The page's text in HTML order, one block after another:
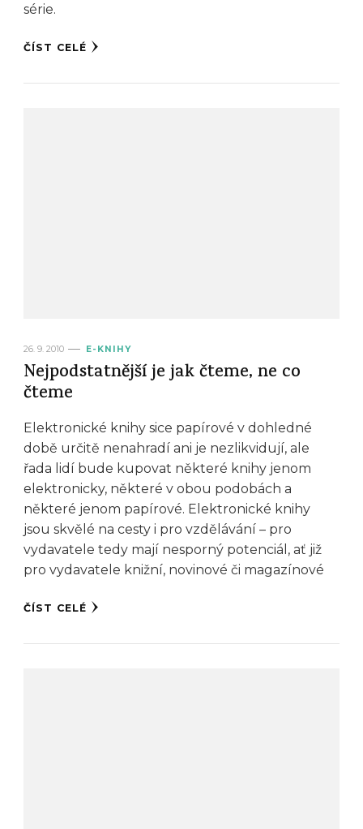
série.
ČÍST CELÉ
26. 9. 2010 E-KNIHY
Nejpodstatnější je jak čteme, ne co
čteme
Elektronické knihy sice papírové v dohledné
době určitě nenahradí ani je nezlikvidují, ale
řada lidí bude kupovat některé knihy jenom
elektronicky, některé v obou podobách a
některé jenom papírové. Elektronické knihy
jsou skvělé na cesty i pro vzdělávání – pro
vydavatele tedy mají nesporný potenciál, ať již
pro vydavatele knižní, novinové či magazínové
ČÍST CELÉ